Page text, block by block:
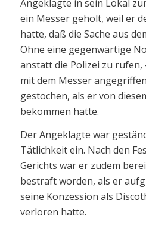
Angeklagte in sein Lokal
ein Messer geholt, weil er
hatte, daß die Sache aus
Ohne eine gegenwärtige
anstatt die Polizei zu
mit dem Messer
gestochen, als er von
bekommen hatte.
Der Angeklagte war
Tätlichkeit ein. Nach den
Gerichts war er zudem
bestraft worden, als er
seine Konzession als
verloren hatte.